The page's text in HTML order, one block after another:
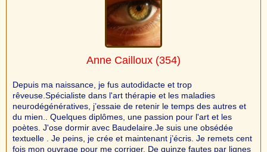
Anne Cailloux (354)
Depuis ma naissance, je fus autodidacte et trop
rêveuse.Spécialiste dans l'art thérapie et les maladies
neurodégénératives, j’essaie de retenir le temps des autres et
du mien.. Quelques diplômes, une passion pour l'art et les
poètes. J'ose dormir avec Baudelaire.Je suis une obsédée
textuelle . Je peins, je crée et maintenant j’écris. Je remets cent
fois mon ouvrage pour me corriger. De quinze fautes par lignes